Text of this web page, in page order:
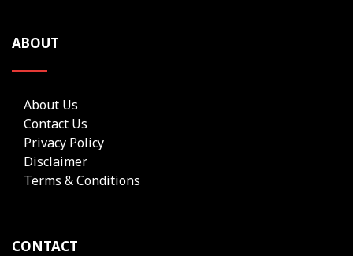
ABOUT
About Us
Contact Us
Privacy Policy
Disclaimer
Terms & Conditions
CONTACT